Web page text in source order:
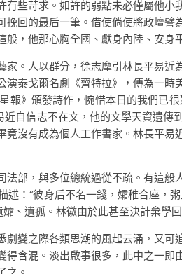
些苛求。如許的弱點未必僅屬他
回的最后一筆。借使倘使將政壇
，他那心胸全國、獻身內陸、安身
。人以群分，徐志摩引林長平易
泰戈爾名劇《齊特拉》，傳為一
》頒發詩作，惋惜本日的我們已
近自信志不在文，他的文學天資遺
沒有成為個人工作書家。林長平
部，與多位總統過從不疏。有這般
：“彼身后不名一錢，孀稚合座，
、遺孤。林徽由於此甚至決計棄學
變之際各類思潮的風起云涌，又
含混。淡出啟事很多，此中之一